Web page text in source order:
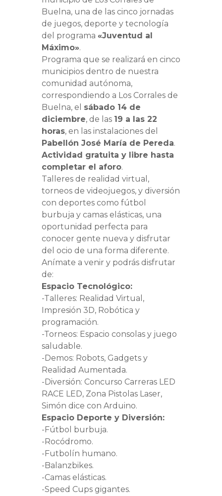
Buelna, una de las cinco jornadas
de juegos, deporte y tecnología
del programa «Juventud al
Máximo».
Programa que se realizará en cinco
municipios dentro de nuestra
comunidad autónoma,
correspondiendo a Los Corrales de
Buelna, el sábado 14 de
diciembre, de las 19 a las 22
horas, en las instalaciones del
Pabellón José María de Pereda.
Actividad gratuita y libre hasta
completar el aforo.
Talleres de realidad virtual,
torneos de videojuegos, y diversión
con deportes como fútbol
burbuja y camas elásticas, una
oportunidad perfecta para
conocer gente nueva y disfrutar
del ocio de una forma diferente.
Anímate a venir y podrás disfrutar
de:
Espacio Tecnológico:
-Talleres: Realidad Virtual,
Impresión 3D, Robótica y
programación.
-Torneos: Espacio consolas y juego
saludable.
-Demos: Robots, Gadgets y
Realidad Aumentada.
-Diversión: Concurso Carreras LED
RACE LED, Zona Pistolas Laser,
Simón dice con Arduino.
Espacio Deporte y Diversión:
-Fútbol burbuja.
-Rocódromo.
-Futbolín humano.
-Balanzbikes.
-Camas elásticas.
-Speed Cups gigantes.